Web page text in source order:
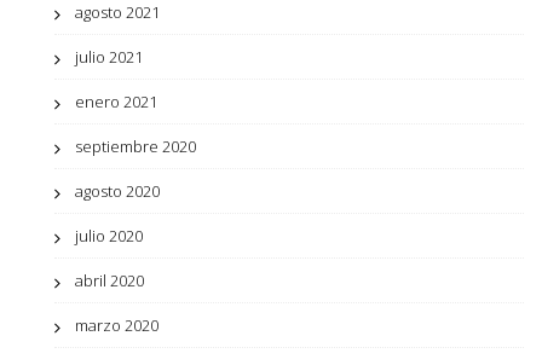
agosto 2021
julio 2021
enero 2021
septiembre 2020
agosto 2020
julio 2020
abril 2020
marzo 2020